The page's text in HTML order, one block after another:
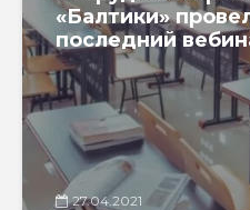
«Балтики»
последний
27.04.2021